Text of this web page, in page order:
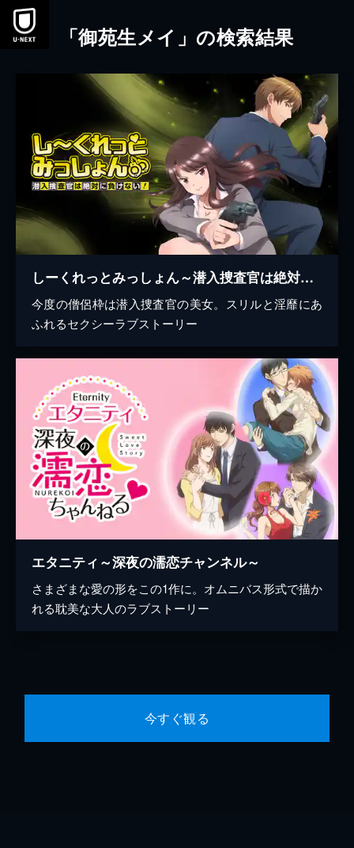
本文へスキップ
「御苑生メイ」の検索結果
しーくれっとみっしょん～潜入捜査官は絶対に負けない！～
今度の僧侶枠は潜入捜査官の美女。スリルと淫靡にあ
ふれるセクシーラブストーリー
エタニティ～深夜の濡恋チャンネル～
さまざまな愛の形をこの1作に。オムニバス形式で描か
れる耽美な大人のラブストーリー
今すぐ観る